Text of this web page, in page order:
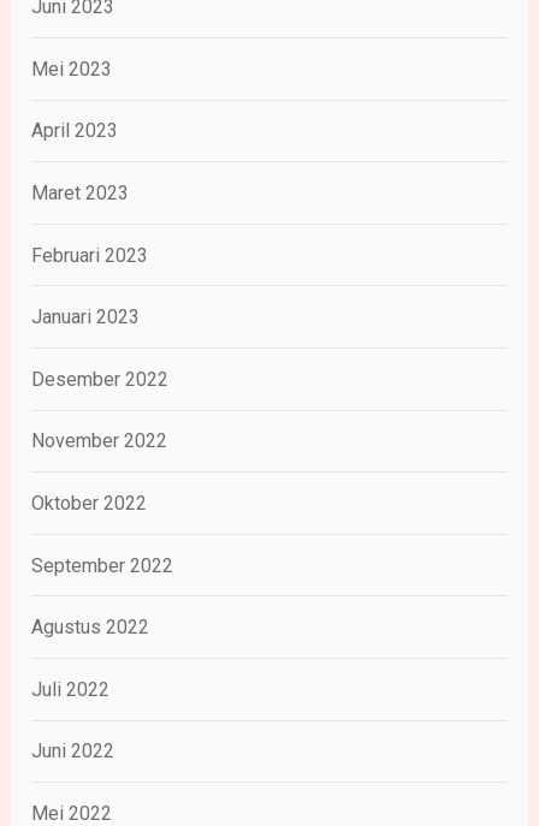
Juni 2023
Mei 2023
April 2023
Maret 2023
Februari 2023
Januari 2023
Desember 2022
November 2022
Oktober 2022
September 2022
Agustus 2022
Juli 2022
Juni 2022
Mei 2022